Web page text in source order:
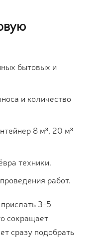
бытовых и
и количество
8 м³, 20 м³
техники.
работ.
3-5
сокращает
сразу подобрать